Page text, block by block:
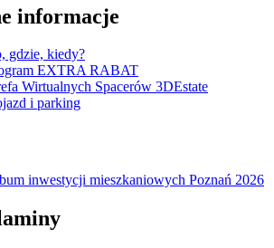
informacje
gdzie, kiedy?
EXTRA RABAT
Wirtualnych Spacerów 3DEstate
i parking
inwestycji mieszkaniowych Poznań 2026